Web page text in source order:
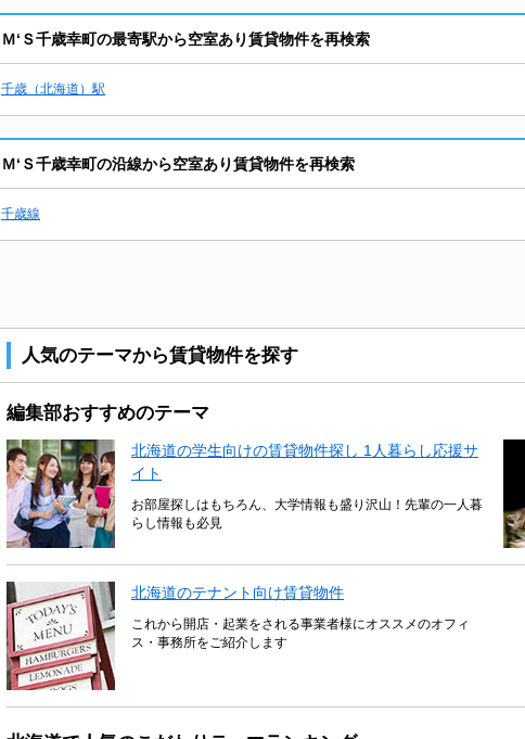
Ｍ‘Ｓ千歳幸町の最寄駅から空室あり賃貸物件を再検索
千歳（北海道）駅
Ｍ‘Ｓ千歳幸町の沿線から空室あり賃貸物件を再検索
千歳線
人気のテーマから賃貸物件を探す
編集部おすすめのテーマ
北海道の学生向けの賃貸物件探し 1人暮らし応援サ
イト
お部屋探しはもちろん、大学情報も盛り沢山！先輩の一人暮
らし情報も必見
北海道のテナント向け賃貸物件
これから開店・起業をされる事業者様にオススメのオフィ
ス・事務所をご紹介します